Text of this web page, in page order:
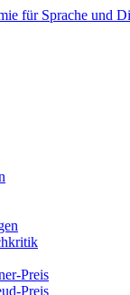
Preis
Preis